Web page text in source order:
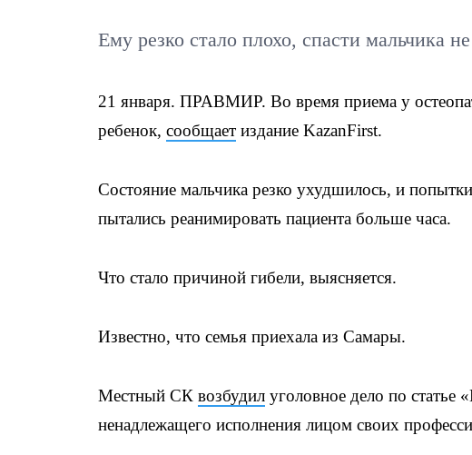
Ему резко стало плохо, спасти мальчика
21 января. ПРАВМИР. Во время приема у
ребенок, сообщает издание KazanFirst.
Состояние мальчика резко ухудшилось, и
пытались реанимировать пациента больше часа.
Что стало причиной гибели, выясняется.
Известно, что семья приехала из Самары.
Местный СК возбудил уголовное дело по статье
ненадлежащего исполнения лицом своих